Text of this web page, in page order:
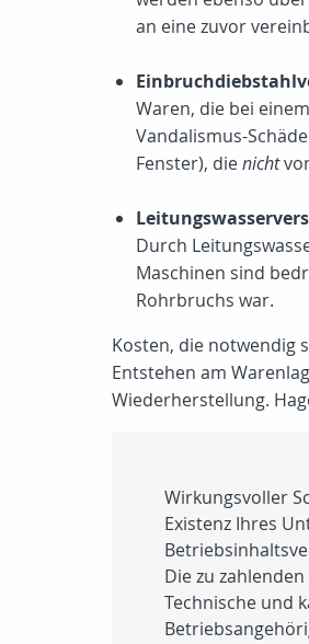
an eine zuvor
Waren, die bei
Vandalismus-
Fenster), dienicht
Durch
Maschinen sind
Rohrbruchs war.
Kosten, die notwendig
Entstehen am
Wiederherstellung.
Wirkungsvoller
Existenz Ihres
Die zu
Technische und